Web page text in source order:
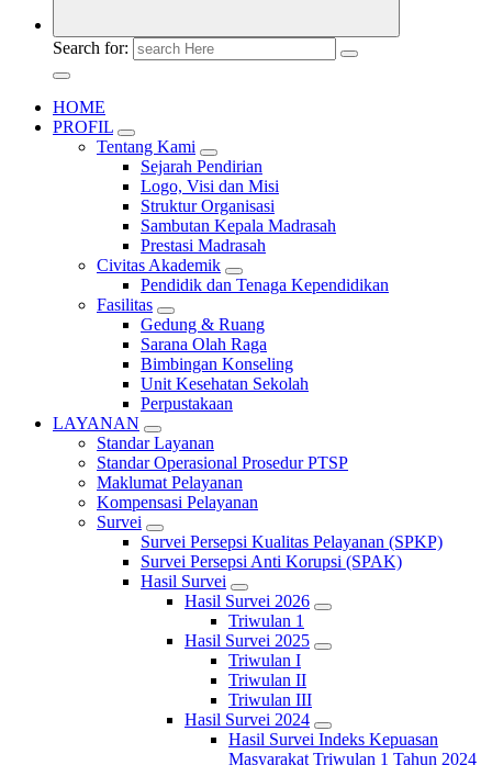
Search for:
HOME
PROFIL
Tentang Kami
Sejarah Pendirian
Logo, Visi dan Misi
Struktur Organisasi
Sambutan Kepala Madrasah
Prestasi Madrasah
Civitas Akademik
Pendidik dan Tenaga Kependidikan
Fasilitas
Gedung & Ruang
Sarana Olah Raga
Bimbingan Konseling
Unit Kesehatan Sekolah
Perpustakaan
LAYANAN
Standar Layanan
Standar Operasional Prosedur PTSP
Maklumat Pelayanan
Kompensasi Pelayanan
Survei
Survei Persepsi Kualitas Pelayanan (SPKP)
Survei Persepsi Anti Korupsi (SPAK)
Hasil Survei
Hasil Survei 2026
Triwulan 1
Hasil Survei 2025
Triwulan I
Triwulan II
Triwulan III
Hasil Survei 2024
Hasil Survei Indeks Kepuasan
Masyarakat Triwulan 1 Tahun 2024